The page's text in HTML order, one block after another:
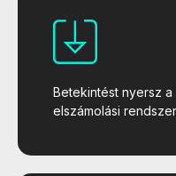
Betekintést nyersz
elszámolási